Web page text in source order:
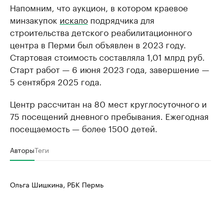
Напомним, что аукцион, в котором краевое
минзакупок искало подрядчика для
строительства детского реабилитационного
центра в Перми был объявлен в 2023 году.
Стартовая стоимость составляла 1,01 млрд руб.
Старт работ — 6 июня 2023 года, завершение —
5 сентября 2025 года.
Центр рассчитан на 80 мест круглосуточного и
75 посещений дневного пребывания. Ежегодная
посещаемость — более 1500 детей.
АвторыТеги
Ольга Шишкина, РБК Пермь